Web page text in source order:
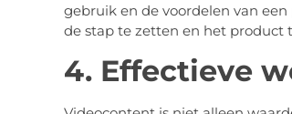
gebruik en de voordelen van
de stap te zetten en het product
4. Effectieve